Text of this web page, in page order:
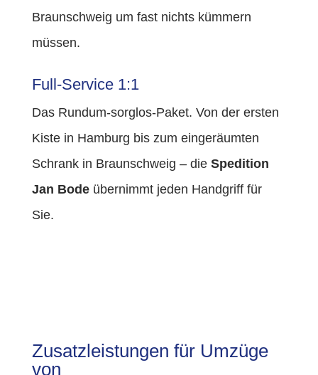
Braunschweig um fast nichts kümmern
müssen.
Full-Service 1:1
Das Rundum-sorglos-Paket. Von der ersten
Kiste in Hamburg bis zum eingeräumten
Schrank in Braunschweig – die Spedition
Jan Bode übernimmt jeden Handgriff für
Sie.
Zusatzleistungen für Umzüge
von